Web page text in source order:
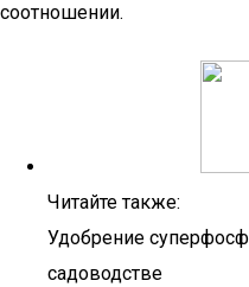
соотношении.
Читайте также:
Удобрение
садоводстве